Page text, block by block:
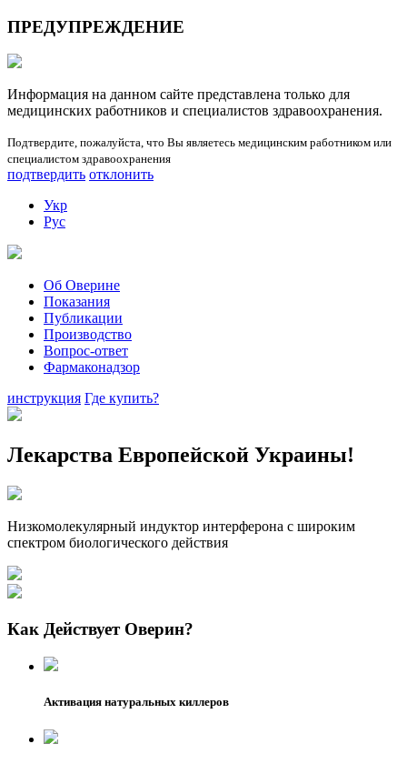
ПРЕДУПРЕЖДЕНИЕ
Информация на данном сайте представлена ​​только для
медицинских работников и специалистов здравоохранения.
Подтвердите, пожалуйста, что Вы являетесь медицинским работником или
специалистом здравоохранения
подтвердить отклонить
Укр
Рус
Об Оверине
Показания
Публикации
Производство
Вопрос-ответ
Фармаконадзор
инструкция Где купить?
Лекарства Европейской Украины!
Низкомолекулярный индуктор интерферона с широким
спектром биологического действия
Как Действует Оверин?
Активация натуральных киллеров